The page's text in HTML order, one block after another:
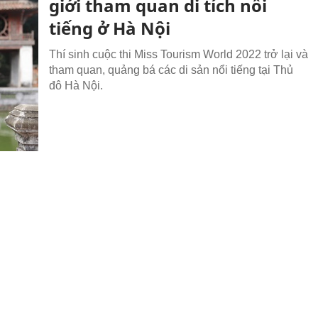
giới tham quan di tích nổi
tiếng ở Hà Nội
Thí sinh cuộc thi Miss Tourism World 2022 trở lại và
tham quan, quảng bá các di sản nổi tiếng tại Thủ
đô Hà Nội.